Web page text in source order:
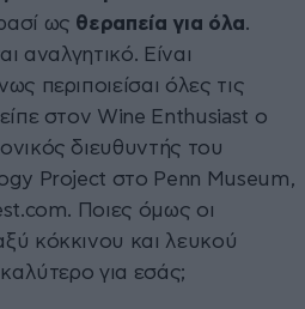
ως θεραπεία για όλα.
αναλγητικό. Είναι
περιποιείσαι όλες τις
στον Wine Enthusiast ο
διευθυντής του
Project στο Penn Museum,
Ποιες όμως οι
κόκκινου και λευκού
για εσάς;